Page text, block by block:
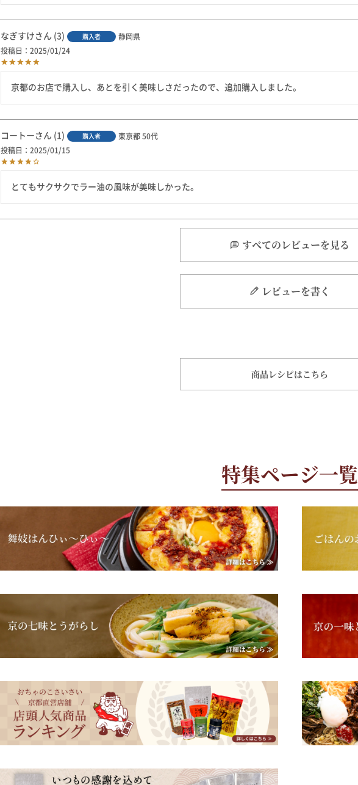
なぎすけ 3 購入者
静岡県
投稿日
2025/01/24
京都のお店で購入し、あとを引く美味しさだったので、追加購入しました。
コートー 1 購入者 東京都 50代
投稿日
2025/01/15
すべてのレビューを見る
レビューを書く
商品レシピはこちら
特集ページ一覧